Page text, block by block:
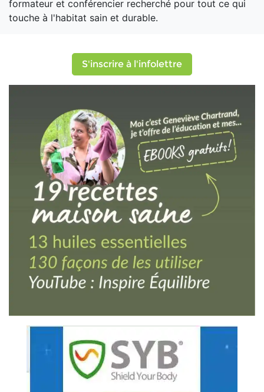
formateur et conférencier recherché pour tout ce qui
touche à l'habitat sain et durable.
S'inscrire à l'infolettre